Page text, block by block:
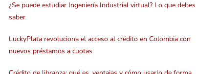
¿Se puede estudiar Ingeniería Industrial virtual? Lo que debes
saber
LuckyPlata revoluciona el acceso al crédito en Colombia con
nuevos préstamos a cuotas